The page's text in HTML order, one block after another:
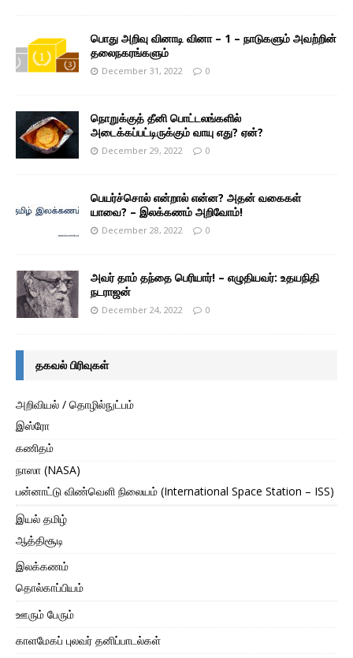
பொது அறிவு வினாடி வினா – 1 – நாடுகளும் அவற்றின்
தலைநகரங்களும்
December 31, 2022 0
நொறுக்குத் தீனி பொட்டலங்களில்
அடைக்கப்பட்டிருக்கும் வாயு எது? ஏன்?
December 29, 2022 0
பெயர்ச்சொல் என்றால் என்ன? அதன் வகைகள்
யாவை? – இலக்கணம் அறிவோம்!
December 28, 2022 0
அவர் தாம் தந்தை பெரியார்! – எழுதியவர்: உதயநிதி
நடராஜன்
December 24, 2022 0
தகவல் பிரிவுகள்
அறிவியல் / தொழில்நுட்பம்
இஸ்ரோ
கணிதம்
நாஸா (NASA)
பன்னாட்டு விண்வெளி நிலையம் (International Space Station – ISS)
இயல் தமிழ்
ஆத்திசூடி
இலக்கணம்
தொல்காப்பியம்
ஊரும் பேரும்
காளமேகப் புலவர் தனிப்பாடல்கள்